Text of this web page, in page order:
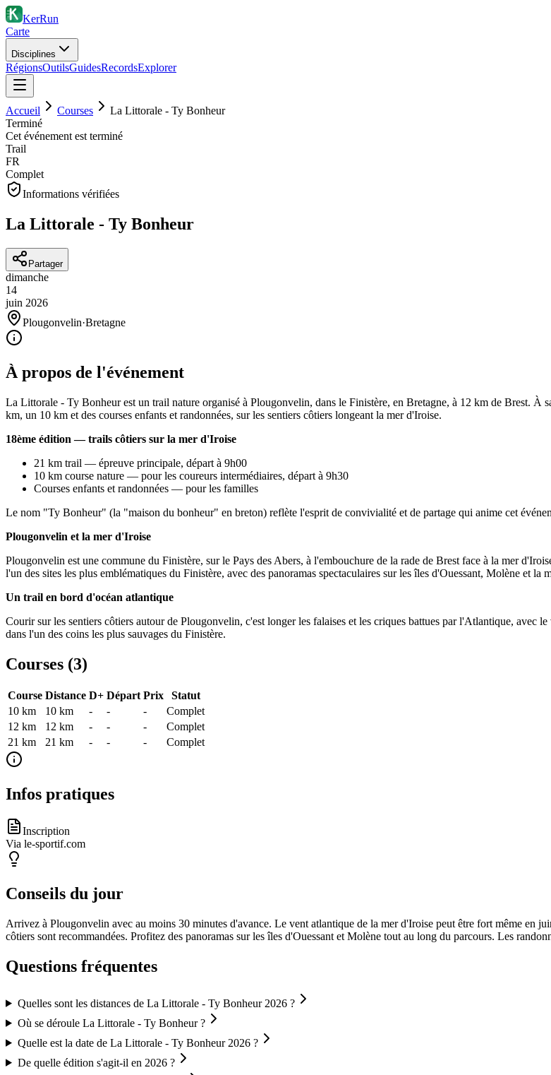
KerRun
Carte
Disciplines
RégionsOutilsGuidesRecordsExplorer
Accueil Courses
La Littorale - Ty Bonheur
Terminé
Cet événement est terminé
Trail
FR
Complet
Informations vérifiées
La Littorale - Ty Bonheur
Partager
dimanche
14
juin 2026
Plougonvelin·Bretagne
À propos de l'événement
La Littorale - Ty Bonheur est un trail nature organisé à Plougonvelin, dans le Finistère, en Bretagne, à 12 km de Brest. À
km, un 10 km et des courses enfants et randonnées, sur les sentiers côtiers longeant la mer d'Iroise.
18ème édition — trails côtiers sur la mer d'Iroise
21 km trail — épreuve principale, départ à 9h00
10 km course nature — pour les coureurs intermédiaires, départ à 9h30
Courses enfants et randonnées — pour les familles
Le nom "Ty Bonheur" (la "maison du bonheur" en breton) reflète l'esprit de convivialité et de partage qui anime cet
Plougonvelin et la mer d'Iroise
Plougonvelin est une commune du Finistère, sur le Pays des Abers, à l'embouchure de la rade de Brest face à la mer
l'un des sites les plus emblématiques du Finistère, avec des panoramas spectaculaires sur les îles d'Ouessant, Molène et la
Un trail en bord d'océan atlantique
Courir sur les sentiers côtiers autour de Plougonvelin, c'est longer les falaises et les criques battues par l'Atlantique, avec
dans l'un des coins les plus sauvages du Finistère.
Courses (3)
Course Distance D+ Départ Prix
Statut
10 km
10 km - - -
Complet
12 km
12 km - - -
Complet
21 km
21 km - - - Complet
Infos pratiques
Inscription
Via le-sportif.com
Conseils du jour
Arrivez à Plougonvelin avec au moins 30 minutes d'avance. Le vent atlantique de la mer d'Iroise peut être fort même en
côtiers sont recommandées. Profitez des panoramas sur les îles d'Ouessant et Molène tout au long du parcours. Les
Questions fréquentes
Quelles sont les distances de La Littorale - Ty Bonheur 2026 ?
Où se déroule La Littorale - Ty Bonheur ?
Quelle est la date de La Littorale - Ty Bonheur 2026 ?
De quelle édition s'agit-il en 2026 ?